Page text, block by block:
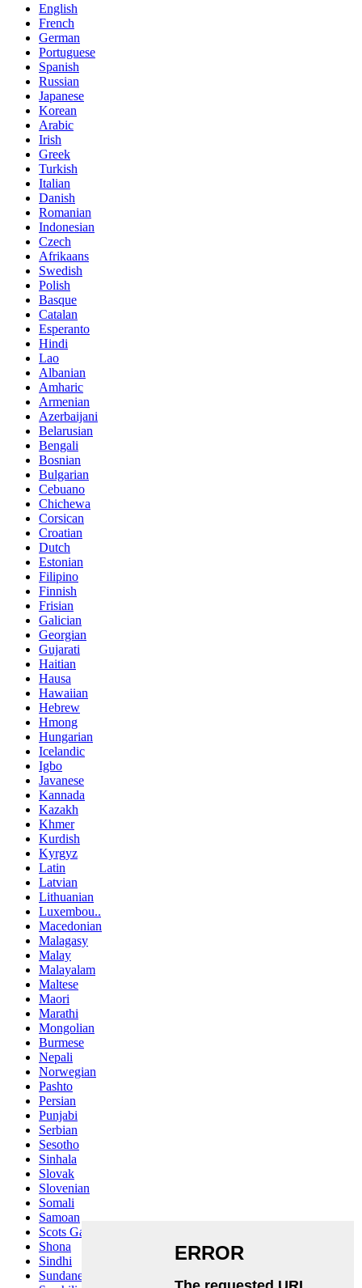
English
French
German
Portuguese
Spanish
Russian
Japanese
Korean
Arabic
Irish
Greek
Turkish
Italian
Danish
Romanian
Indonesian
Czech
Afrikaans
Swedish
Polish
Basque
Catalan
Esperanto
Hindi
Lao
Albanian
Amharic
Armenian
Azerbaijani
Belarusian
Bengali
Bosnian
Bulgarian
Cebuano
Chichewa
Corsican
Croatian
Dutch
Estonian
Filipino
Finnish
Frisian
Galician
Georgian
Gujarati
Haitian
Hausa
Hawaiian
Hebrew
Hmong
Hungarian
Icelandic
Igbo
Javanese
Kannada
Kazakh
Khmer
Kurdish
Kyrgyz
Latin
Latvian
Lithuanian
Luxembou..
Macedonian
Malagasy
Malay
Malayalam
Maltese
Maori
Marathi
Mongolian
Burmese
Nepali
Norwegian
Pashto
Persian
Punjabi
Serbian
Sesotho
Sinhala
Slovak
Slovenian
Somali
Samoan
Scots Gaelic
Shona
Sindhi
Sundanese